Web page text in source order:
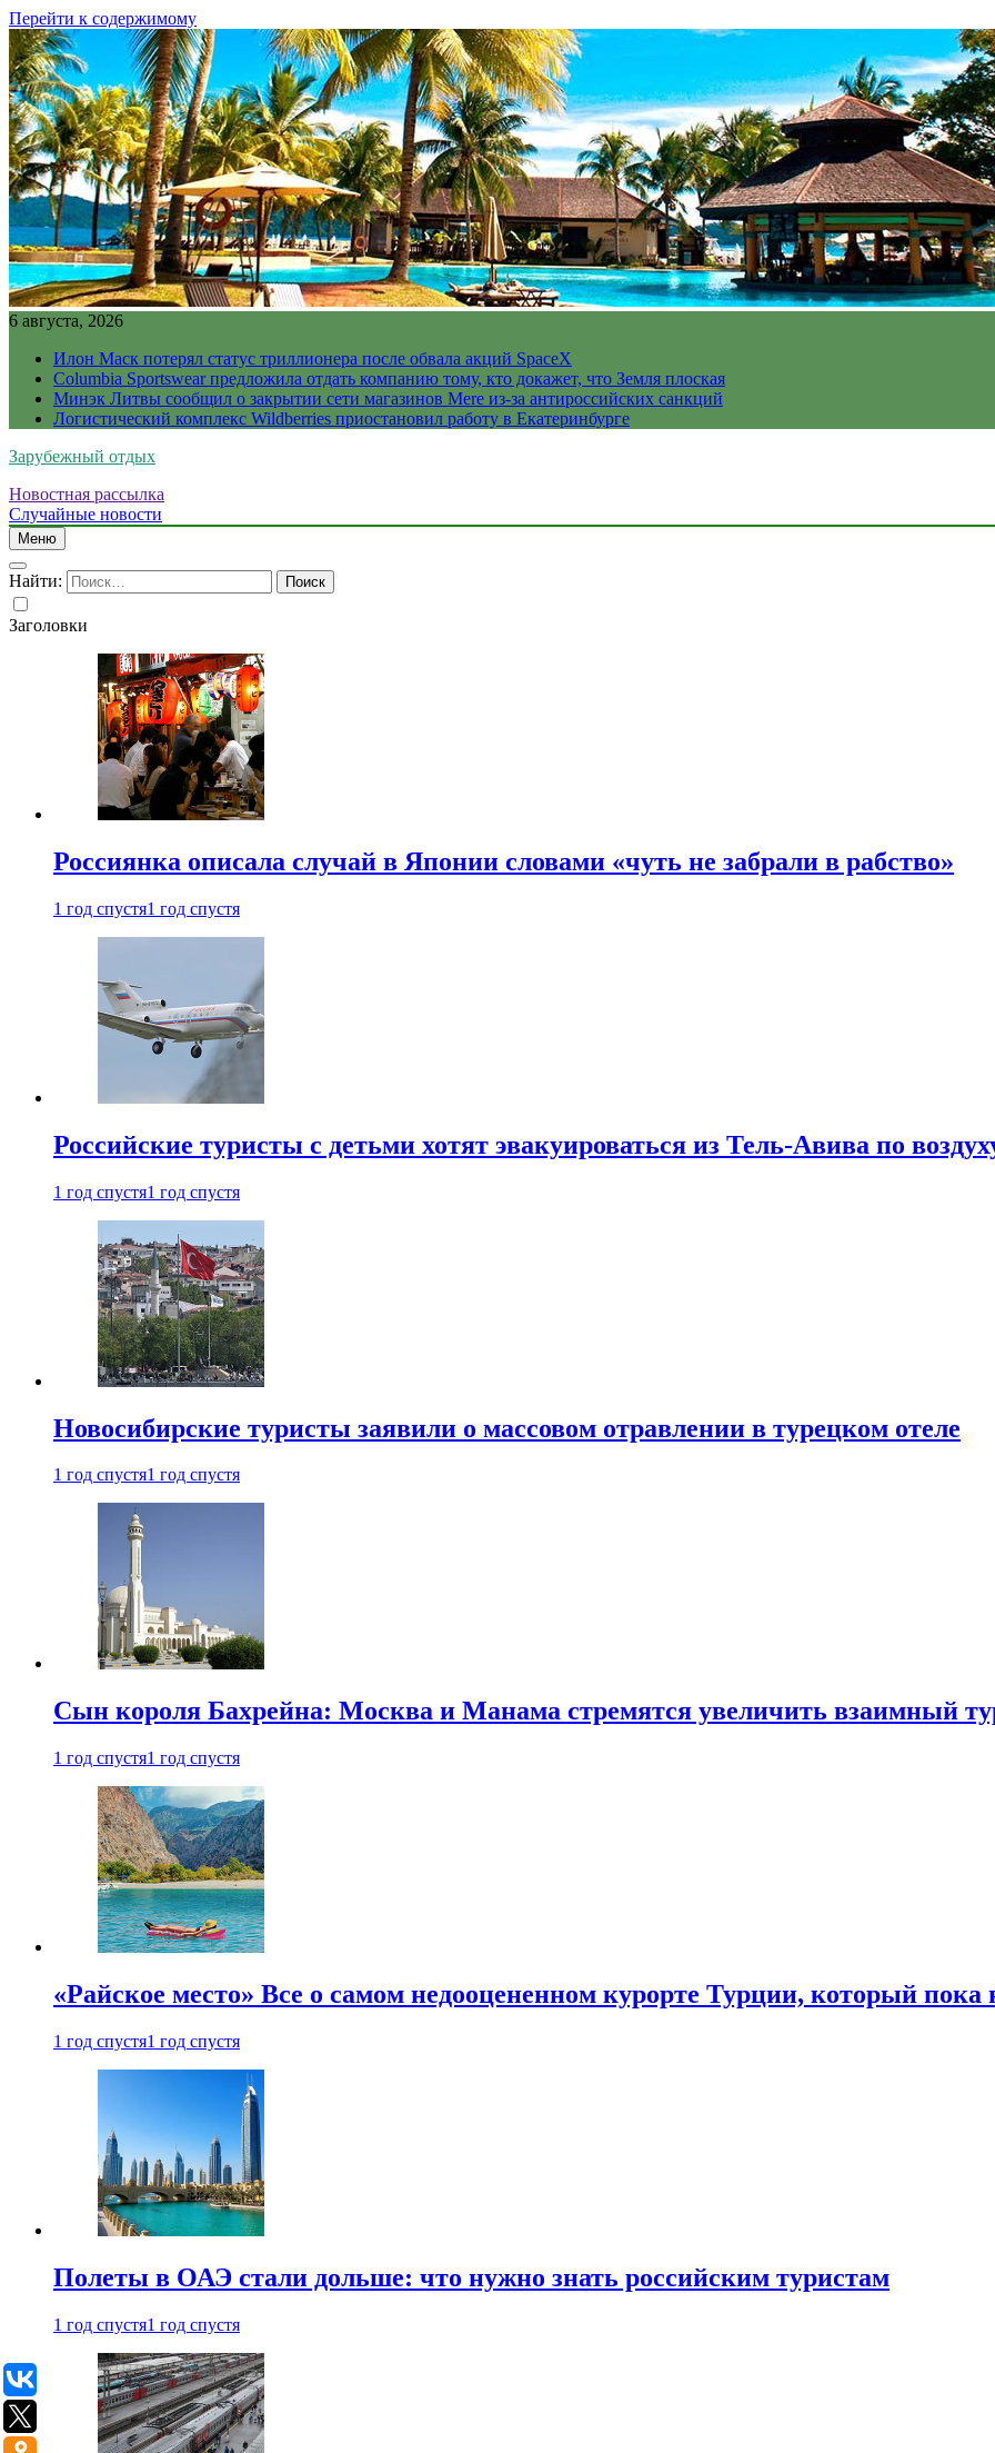
Перейти к содержимому
6 августа, 2026
Илон Маск потерял статус триллионера после обвала акций SpaceX
Columbia Sportswear предложила отдать компанию тому, кто докажет, что Земля плоская
Минэк Литвы сообщил о закрытии сети магазинов Mere из-за антироссийских санкций
Логистический комплекс Wildberries приостановил работу в Екатеринбурге
Зарубежный отдых
Новостная рассылка
Случайные новости
Меню
Найти:
Заголовки
Россиянка описала случай в Японии словами «чуть не забрали в рабство»
1 год спустя1 год спустя
Российские туристы с детьми хотят эвакуироваться из Тель-Авива по
1 год спустя1 год спустя
Новосибирские туристы заявили о массовом отравлении в турецком отеле
1 год спустя1 год спустя
Сын короля Бахрейна: Москва и Манама стремятся увеличить взаимный
1 год спустя1 год спустя
«Райское место» Все о самом недооцененном курорте Турции, который пока
1 год спустя1 год спустя
Полеты в ОАЭ стали дольше: что нужно знать российским туристам
1 год спустя1 год спустя